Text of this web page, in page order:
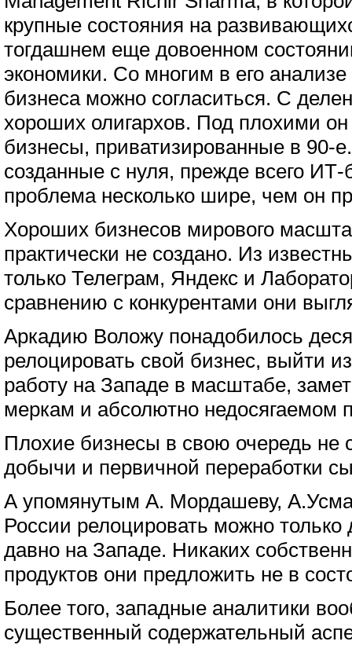
крупные состояния на
тогдашнем еще довоенном
экономики. Со многим в его анализе
бизнеса можно согласиться. С
хороших олигархов. Под плохими
бизнесы, приватизированные в 90-
созданные с нуля, прежде всего
проблема несколько шире, чем он
Хороших бизнесов мирового
практически не создано. Из
только Телеграм, Яндекс и
сравнению с конкурентами они
Аркадию Воложу понадобилось
релоцировать свой бизнес, выйти
работу на Западе в масштабе,
меркам и абсолютно недосягаемом
Плохие бизнесы в свою очередь не
добычи и первичной переработки
А упомянутым А. Мордашеву,
России релоцировать можно только
давно на Западе. Никаких
продуктов они предложить не в
Более того, западные аналитики
существенный содержательный